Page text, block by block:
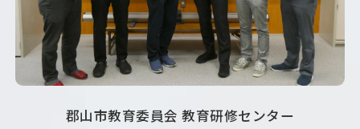
郡山市教育委員会 教育研修センター